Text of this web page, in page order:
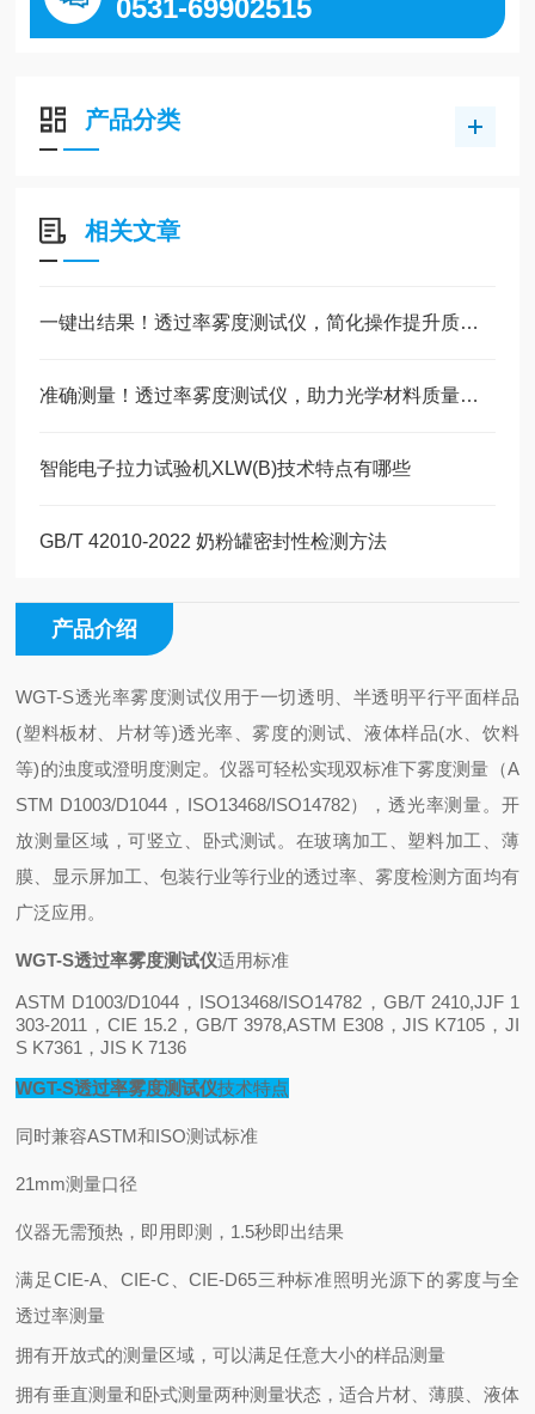
0531-69902515
产品分类
相关文章
一键出结果！透过率雾度测试仪，简化操作提升质检效率
准确测量！透过率雾度测试仪，助力光学材料质量把控
智能电子拉力试验机XLW(B)技术特点有哪些
GB/T 42010-2022 奶粉罐密封性检测方法
产品介绍
WGT-S透光率雾度测试仪用于一切透明、半透明平行平面样品
(塑料板材、片材等)透光率、雾度的测试、液体样品(水、饮料
等)的浊度或澄明度测定。仪器可轻松实现双标准下雾度测量（A
STM D1003/D1044，ISO13468/ISO14782），透光率测量。开
放测量区域，可竖立、卧式测试。在玻璃加工、塑料加工、薄
膜、显示屏加工、包装行业等行业的透过率、雾度检测方面均有
广泛应用 。
WGT-S透过率雾度测试仪适用标准
ASTM D1003/D1044，ISO13468/ISO14782，GB/T 2410,JJF 1
303-2011，CIE 15.2，GB/T 3978,ASTM E308，JIS K7105，JI
S K7361，JIS K 7136
WGT-S透过率雾度测试仪技术特点
同时兼容ASTM和ISO测试标准
21mm测量口径
仪器无需预热，即用即测，1.5秒即出结果
满足CIE-A、CIE-C、CIE-D65三种标准照明光源下的雾度与全
透过率测量
拥有开放式的测量区域，可以满足任意大小的样品测量
拥有垂直测量和卧式测量两种测量状态，适合片材、薄膜、液体